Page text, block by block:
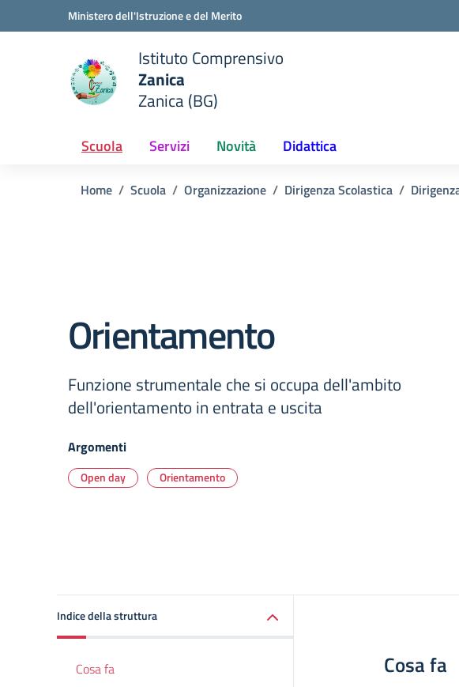
Vai ai contenuti
Vai al menu di navigazioneMinistero dell'Istruzione e del Merito
scuola
Istituto Comprensivo
Zanica
Zanica (BG)
Scuola Servizi Novità Didattica
Home Scuola Organizzazione Dirigenza Scolastica
Orientamento
Funzione strumentale che si occupa dell'ambito
dell'orientamento in entrata e uscita
Argomenti
Open day Orientamento
Indice della struttura
Cosa fa
Cosa fa